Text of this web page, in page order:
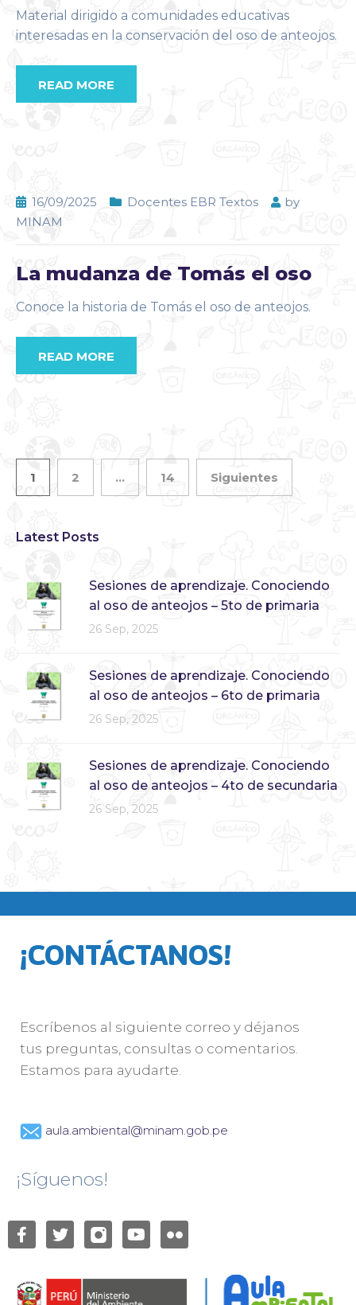
Material dirigido a comunidades educativas
interesadas en la conservación del oso de anteojos.
READ MORE
16/09/2025 Docentes EBR Textos
by
MINAM
La mudanza de Tomás el oso
Conoce la historia de Tomás el oso de anteojos.
READ MORE
1 2 … 14 Siguientes
Latest Posts
Sesiones de aprendizaje. Conociendo
al oso de anteojos – 5to de primaria
26 Sep, 2025
Sesiones de aprendizaje. Conociendo
al oso de anteojos – 6to de primaria
26 Sep, 2025
Sesiones de aprendizaje. Conociendo
al oso de anteojos – 4to de secundaria
26 Sep, 2025
¡CONTÁCTANOS!
Escríbenos al siguiente correo y déjanos
tus preguntas, consultas o comentarios.
Estamos para ayudarte.
aula.ambiental@minam.gob.pe
¡Síguenos!